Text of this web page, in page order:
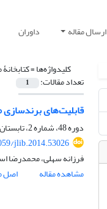
ارسال مقاله داوران
کلیدواژه‌ها =
تعداد مقالات: 1
قابلیت‌های برندسازی
دوره 48، شماره 2، تابستان 1393، صفحه
jlib.2014.53026
فرزانه سهلی، محمدرضا
مشاهده مقاله
اصل